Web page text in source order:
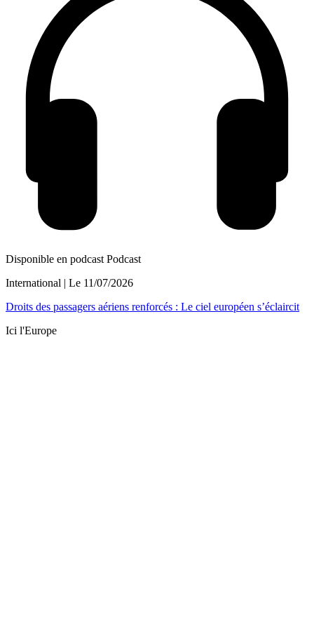
Disponible en podcast Podcast
International | Le 11/07/2026
Droits des passagers aériens renforcés : Le ciel européen s’éclaircit
Ici l'Europe